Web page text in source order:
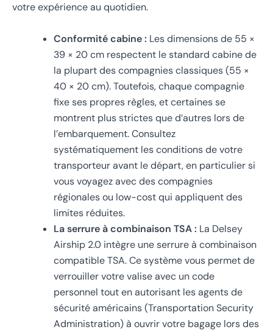
votre expérience au quotidien.
Conformité cabine : Les dimensions de 55 ×
39 × 20 cm respectent le standard cabine de
la plupart des compagnies classiques (55 ×
40 × 20 cm). Toutefois, chaque compagnie
fixe ses propres règles, et certaines se
montrent plus strictes que d’autres lors de
l’embarquement. Consultez
systématiquement les conditions de votre
transporteur avant le départ, en particulier si
vous voyagez avec des compagnies
régionales ou low-cost qui appliquent des
limites réduites.
La serrure à combinaison TSA : La Delsey
Airship 2.0 intègre une serrure à combinaison
compatible TSA. Ce système vous permet de
verrouiller votre valise avec un code
personnel tout en autorisant les agents de
sécurité américains (Transportation Security
Administration) à ouvrir votre bagage lors des